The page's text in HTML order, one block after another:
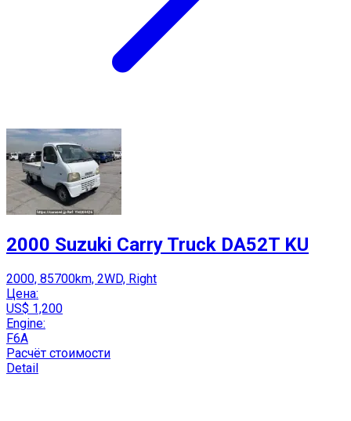
2000 Suzuki Carry Truck DA52T KU
2000, 85700km, 2WD, Right
Цена:
US$ 1,200
Engine:
F6A
Расчёт стоимости
Detail